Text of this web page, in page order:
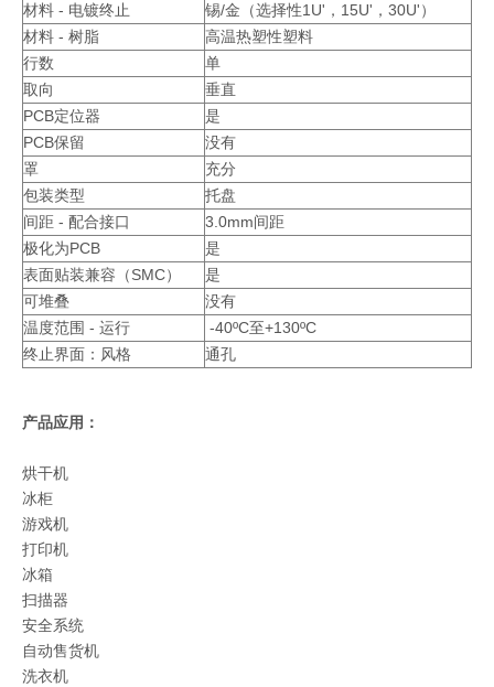
材料 - 电镀终止
锡/金（选择性1U'，15U'，30U'）
材料 - 树脂
高温热塑性塑料
行数
单
取向
垂直
PCB定位器
是
PCB保留
没有
罩
充分
包装类型
托盘
间距 - 配合接口
3.0mm间距
极化为PCB
是
表面贴装兼容（SMC）
是
可堆叠
没有
温度范围 - 运行
-40ºC至+130ºC
终止界面：风格
通孔
产品应用：
烘干机
冰柜
游戏机
打印机
冰箱
扫描器
安全系统
自动售货机
洗衣机